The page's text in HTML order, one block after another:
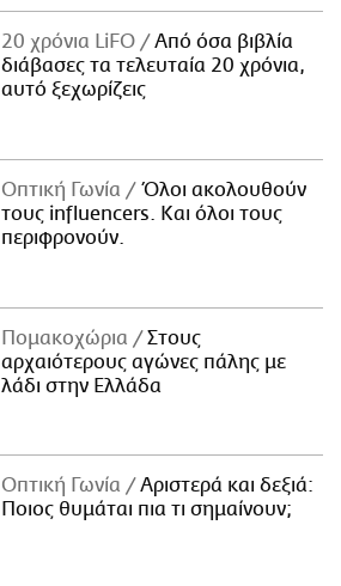
20 χρόνια LiFO
Από όσα βιβλία
διάβασες τα τελευταία 20 χρόνια,
αυτό ξεχωρίζεις
Οπτική Γωνία
Όλοι ακολουθούν
τους influencers. Και όλοι τους
περιφρονούν.
Πομακοχώρια
Στους
αρχαιότερους αγώνες πάλης με
λάδι στην Ελλάδα
Οπτική Γωνία
Αριστερά και δεξιά:
Ποιος θυμάται πια τι σημαίνουν;